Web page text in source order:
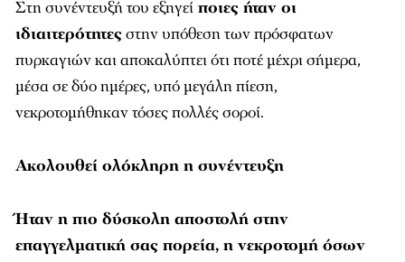
Στη συνέντευξή του εξηγεί ποιες ήταν οι
ιδιαιτερότητεςστην υπόθεση των πρόσφατων
πυρκαγιών και αποκαλύπτει ότι ποτέ μέχρι σήμερα,
μέσα σε δύο ημέρες, υπό μεγάλη πίεση,
νεκροτομήθηκαν τόσες πολλές σοροί.
Ακολουθεί ολόκληρη η συνέντευξη
Ήταν η πιο δύσκολη αποστολή στην
επαγγελματική σας πορεία, η νεκροτομή όσων